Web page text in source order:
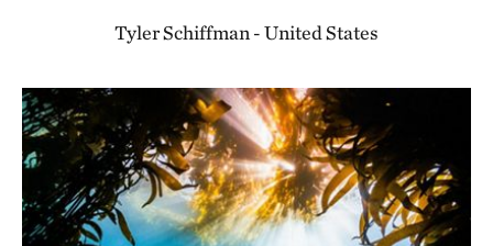
Tyler Schiffman - United States